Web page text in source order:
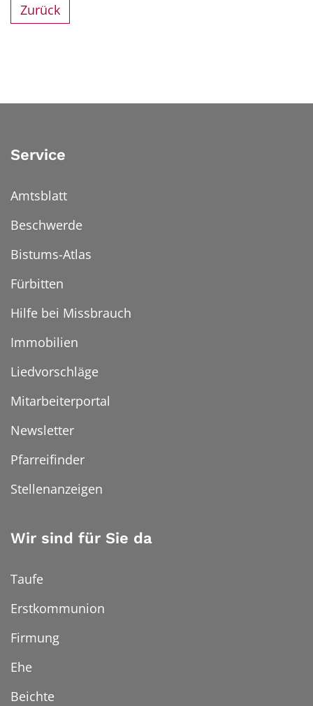
Zurück
Service
Amtsblatt
Beschwerde
Bistums-Atlas
Fürbitten
Hilfe bei Missbrauch
Immobilien
Liedvorschläge
Mitarbeiterportal
Newsletter
Pfarreifinder
Stellenanzeigen
Wir sind für Sie da
Taufe
Erstkommunion
Firmung
Ehe
Beichte